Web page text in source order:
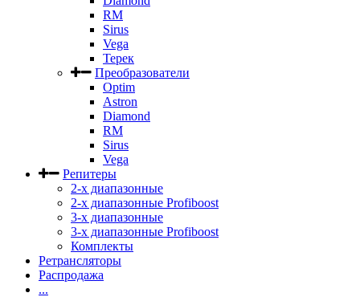
RM
Sirus
Vega
Терек
Преобразователи
Optim
Astron
Diamond
RM
Sirus
Vega
Репитеры
2-х диапазонные
2-х диапазонные Profiboost
3-х диапазонные
3-х диапазонные Profiboost
Комплекты
Ретрансляторы
Распродажа
...